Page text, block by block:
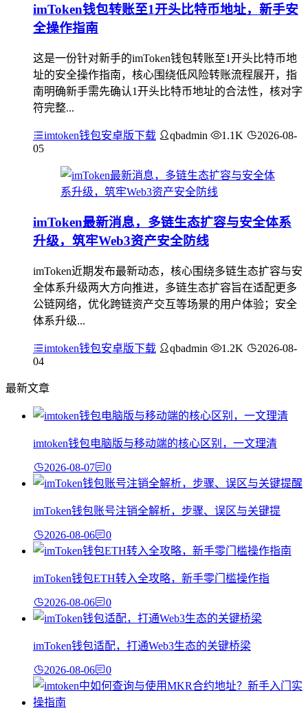
imToken钱包转账至1开头比特币地址，新手安
全操作指南
这是一份针对新手的imToken钱包转账至1开头比特币地
址的安全操作指南，核心围绕低风险转账流程展开，指
南明确新手需先确认1开头比特币地址的合法性，核对字
符完整...
imtoken钱包安卓版下载 qbadmin 1.1K
2026-08-
05
imToken最新消息，多链生态扩容与安全体系
升级，筑牢Web3资产安全防线
imToken近期发布最新动态，核心围绕多链生态扩容与安
全体系升级两大方向推进，多链生态扩容旨在适配更多
公链网络，优化跨链资产交互等场景的用户体验；安全
体系升级...
imtoken钱包安卓版下载 qbadmin 1.2K
2026-08-
04
最新文章
imtoken钱包电脑版与移动端的核心区别，一文理清
2026-08-07 0
imToken钱包账号注销全解析，步骤、误区与关键提
2026-08-06 0
imToken钱包ETH转入全攻略，新手零门槛操作指
2026-08-06 0
imToken钱包适配，打通Web3生态的关键桥梁
2026-08-06 0